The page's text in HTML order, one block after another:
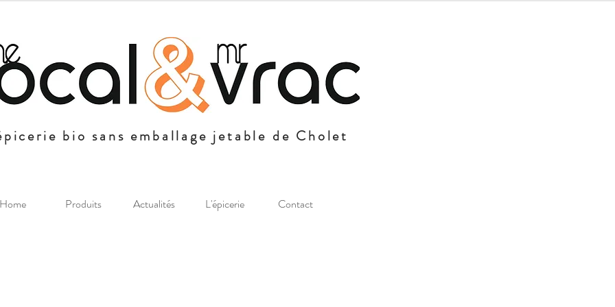
bio sans emballage jetable de Cholet
Produits Actualités L'épicerie Contact